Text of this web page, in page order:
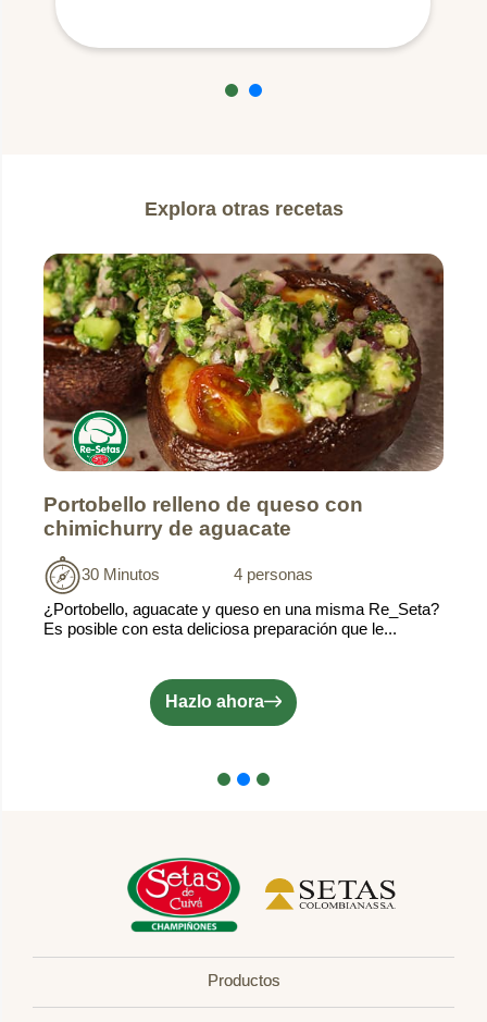
Explora otras recetas
Portobello relleno de queso con
chimichurry de aguacate
30 Minutos
4 personas
¿Portobello, aguacate y queso en una misma Re_Seta?
Es posible con esta deliciosa preparación que le...
Hazlo ahora
Productos